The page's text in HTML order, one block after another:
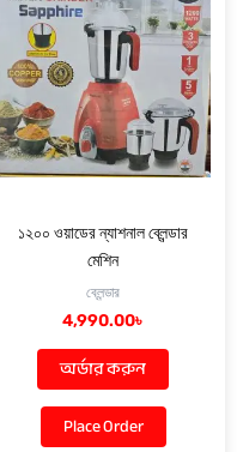
১২০০ ওয়াডের ন্যাশনাল ব্লেন্ডার
মেশিন
ব্লেন্ডার
4,990.00৳
অর্ডার করুন
Place Order